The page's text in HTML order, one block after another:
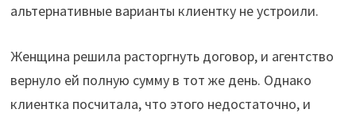
альтернативные варианты клиентку не устроили.
Женщина решила расторгнуть договор, и агентство
вернуло ей полную сумму в тот же день. Однако
клиентка посчитала, что этого недостаточно, и